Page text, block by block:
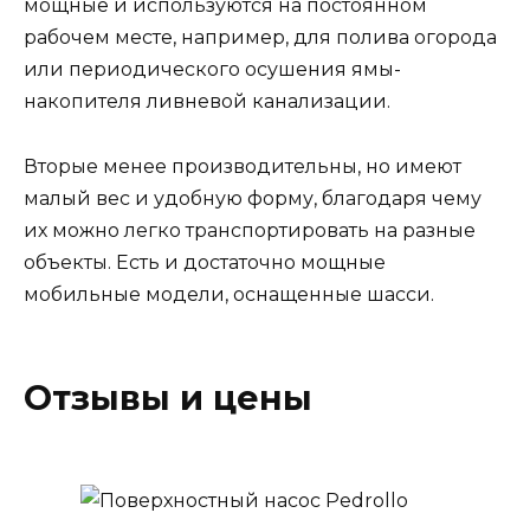
мощные и используются на постоянном
рабочем месте, например, для полива огорода
или периодического осушения ямы-
накопителя ливневой канализации.
Вторые менее производительны, но имеют
малый вес и удобную форму, благодаря чему
их можно легко транспортировать на разные
объекты. Есть и достаточно мощные
мобильные модели, оснащенные шасси.
Отзывы и цены